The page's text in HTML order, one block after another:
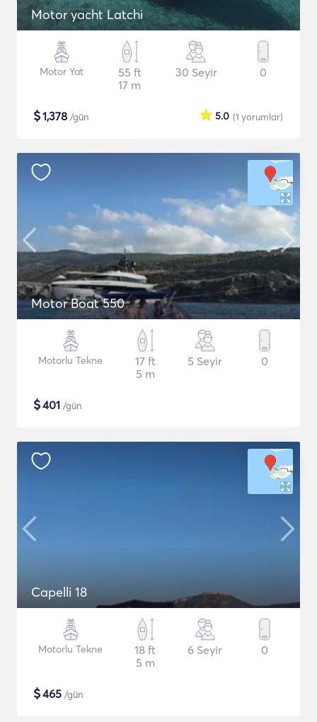
Motor yacht Latchi
Motor Yat
55 ft
17 m
30 Seyir 0
$1,378 /gün (1 yorumlar)
5.0
Motor Boat 550
Motorlu Tekne
17 ft
5 m
5 Seyir 0
$401 /gün
Capelli 18
Motorlu Tekne
18 ft
5 m
6 Seyir 0
$465 /gün